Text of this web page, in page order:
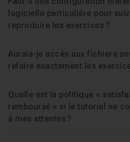
logicielle particulière pour
reproduire les exercices ?
Aurais-je accès aux fichiers
refaire exactement les
Quelle est la politique «
remboursé » si le tutoriel ne
à mes attentes ?